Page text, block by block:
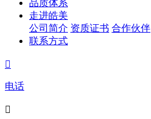
品质体系
走进皓美
公司简介 资质证书 合作伙伴
联系方式

电话
